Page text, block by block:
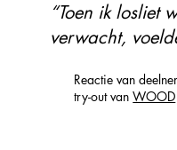
“Toen ik losliet
verwacht,
Reactie van
try-out vanWOOD